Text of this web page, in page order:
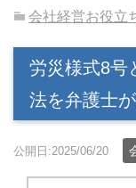
会社経営お役立
労災様式8号
法を弁護士
公開日:2025/06/20